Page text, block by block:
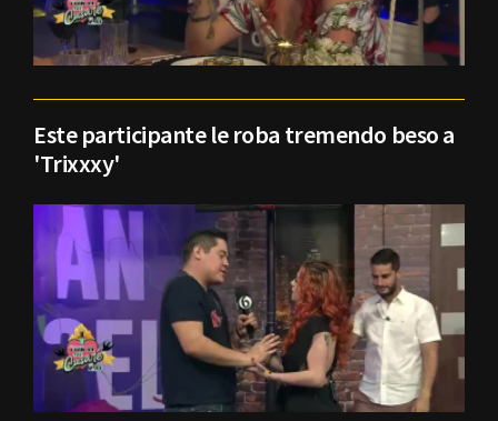
Este participante le roba tremendo beso a
'Trixxxy'